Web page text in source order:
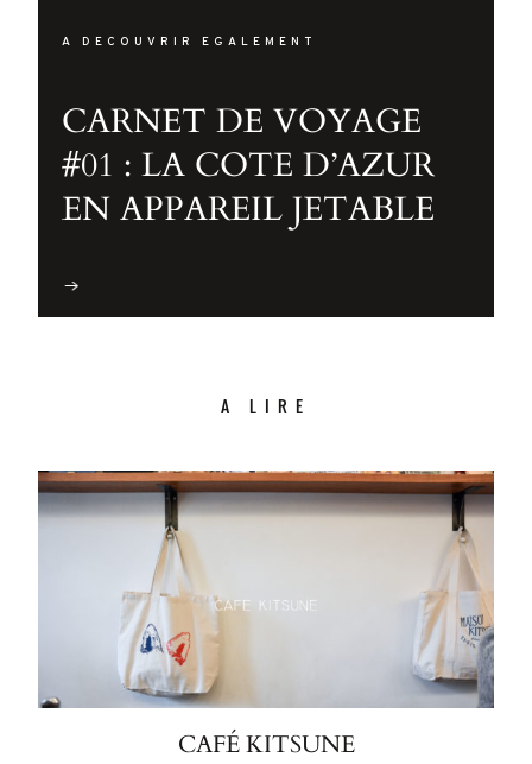
A DECOUVRIR EGALEMENT
CARNET DE VOYAGE
#01 : LA COTE D’AZUR
EN APPAREIL JETABLE
A LIRE
CAFÉ KITSUNE